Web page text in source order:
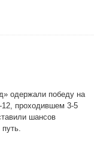
одержали победу на
проходившем 3-5
шансов